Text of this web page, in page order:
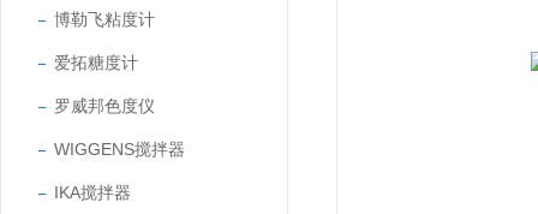
博勒飞粘度计
爱拓糖度计
罗威邦色度仪
WIGGENS搅拌器
IKA搅拌器